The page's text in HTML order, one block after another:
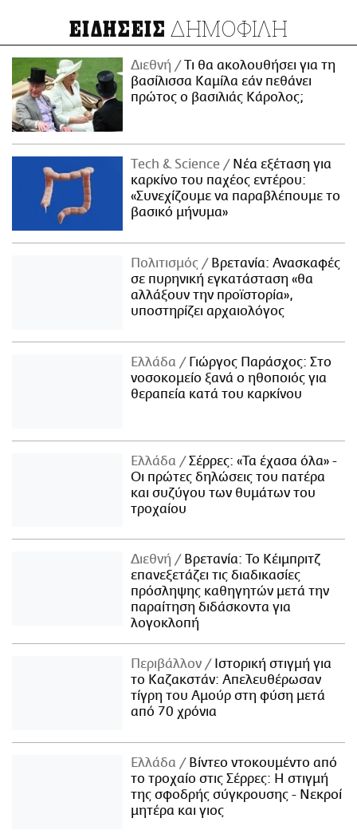
ΕΙΔΗΣΕΙΣ ΔΗΜΟΦΙΛΗ
Διεθνή
Τι θα ακολουθήσει για τη
βασίλισσα Καμίλα εάν πεθάνει
πρώτος ο βασιλιάς Κάρολος;
Τech & Science
Νέα εξέταση για
καρκίνο του παχέος εντέρου:
«Συνεχίζουμε να παραβλέπουμε το
βασικό μήνυμα»
Πολιτισμός
Βρετανία: Ανασκαφές
σε πυρηνική εγκατάσταση «θα
αλλάξουν την προϊστορία»,
υποστηρίζει αρχαιολόγος
Ελλάδα
Γιώργος Παράσχος: Στο
νοσοκομείο ξανά ο ηθοποιός για
θεραπεία κατά του καρκίνου
Ελλάδα
Σέρρες: «Τα έχασα όλα» -
Οι πρώτες δηλώσεις του πατέρα
και συζύγου των θυμάτων του
τροχαίου
Διεθνή
Βρετανία: Το Κέιμπριτζ
επανεξετάζει τις διαδικασίες
πρόσληψης καθηγητών μετά την
παραίτηση διδάσκοντα για
λογοκλοπή
Περιβάλλον
Ιστορική στιγμή για
το Καζακστάν: Απελευθέρωσαν
τίγρη του Αμούρ στη φύση μετά
από 70 χρόνια
Ελλάδα
Βίντεο ντοκουμέντο από
το τροχαίο στις Σέρρες: Η στιγμή
της σφοδρής σύγκρουσης - Νεκροί
μητέρα και γιος